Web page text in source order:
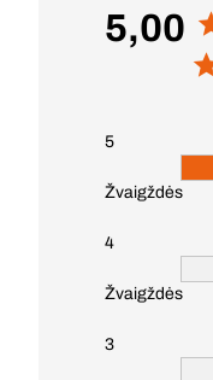
5,00
5
Žvaigždės
4
Žvaigždės
3